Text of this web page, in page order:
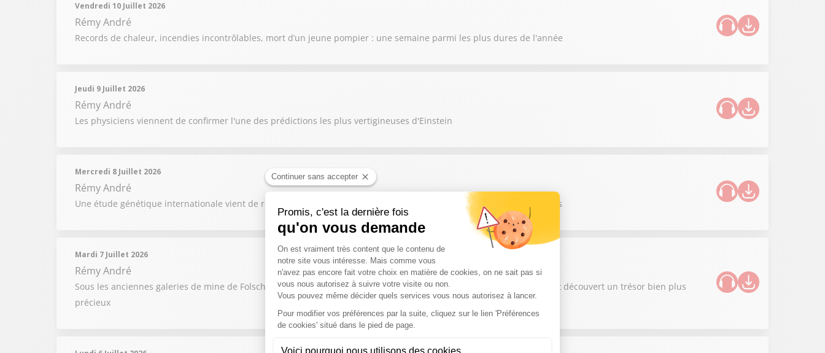
Vendredi 10 Juillet 2026
Rémy André
Records de chaleur, incendies incontrôlables, mort d’un jeune pompier : une semaine parmi les plus dures de l'année
Jeudi 9 Juillet 2026
Rémy André
Les physiciens viennent de confirmer l'une des prédictions les plus vertigineuses d'Einstein
Mercredi 8 Juillet 2026
Rémy André
Une étude génétique internationale vient de rebattre complètement les cartes des origines de nos félins domestiques
Mardi 7 Juillet 2026
Rémy André
Sous les anciennes galeries de mine de Folschviller, des géologues cherchaient une ressource énergétique... mais ont découvert un trésor bien plus
précieux